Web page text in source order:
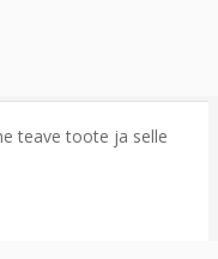
teave toote ja selle